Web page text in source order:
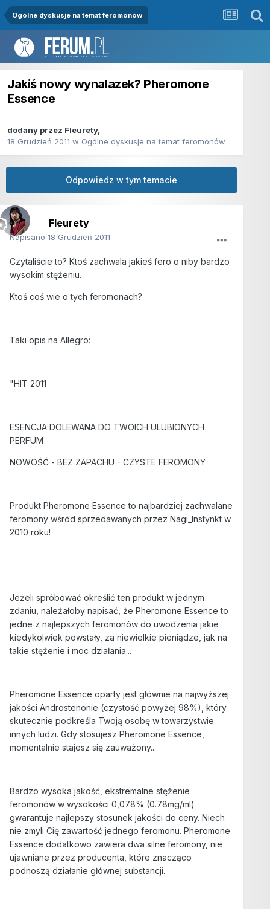
Ogólne dyskusje na temat feromonów
Jakiś nowy wynalazek? Pheromone
Essence
dodany przez Fleurety,
18 Grudzień 2011 w Ogólne dyskusje na temat feromonów
Odpowiedz w tym temacie
Fleurety
Napisano 18 Grudzień 2011
Czytaliście to? Ktoś zachwala jakieś fero o niby bardzo
wysokim stężeniu.
Ktoś coś wie o tych feromonach?
Taki opis na Allegro:
"HIT 2011
ESENCJA DOLEWANA DO TWOICH ULUBIONYCH
PERFUM
NOWOŚĆ - BEZ ZAPACHU - CZYSTE FEROMONY
Produkt Pheromone Essence to najbardziej zachwalane
feromony wśród sprzedawanych przez Nagi_Instynkt w
2010 roku!
Jeżeli spróbować określić ten produkt w jednym
zdaniu, należałoby napisać, że Pheromone Essence to
jedne z najlepszych feromonów do uwodzenia jakie
kiedykolwiek powstały, za niewielkie pieniądze, jak na
takie stężenie i moc działania...
Pheromone Essence oparty jest głównie na najwyższej
jakości Androstenonie (czystość powyżej 98%), który
skutecznie podkreśla Twoją osobę w towarzystwie
innych ludzi. Gdy stosujesz Pheromone Essence,
momentalnie stajesz się zauważony...
Bardzo wysoka jakość, ekstremalne stężenie
feromonów w wysokości 0,078% (0.78mg/ml)
gwarantuje najlepszy stosunek jakości do ceny. Niech
nie zmyli Cię zawartość jednego feromonu. Pheromone
Essence dodatkowo zawiera dwa silne feromony, nie
ujawniane przez producenta, które znacząco
podnoszą działanie głównej substancji.